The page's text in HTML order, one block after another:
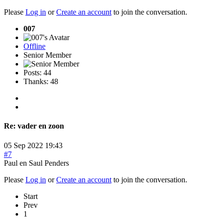
Please Log in orCreate an account to join the conversation.
007
Offline
Senior Member
Posts: 44
Thanks: 48
Re: vader en zoon
05 Sep 2022 19:43
#7
Paul en Saul Penders
Please Log in orCreate an account to join the conversation.
Start
Prev
1